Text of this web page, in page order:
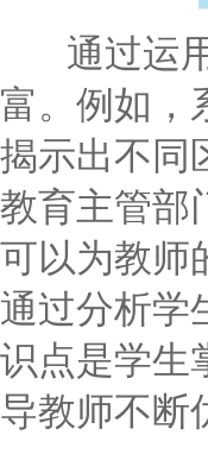
通过运用
富。例如，
揭示出不同
教育主管部
可以为教师
通过分析学
识点是学生
导教师不断